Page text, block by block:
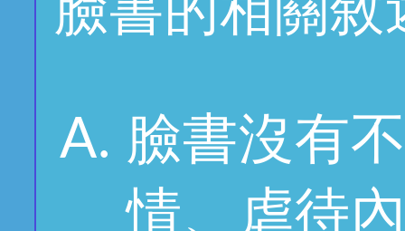
臉書的相關
臉書沒有
情、虐待